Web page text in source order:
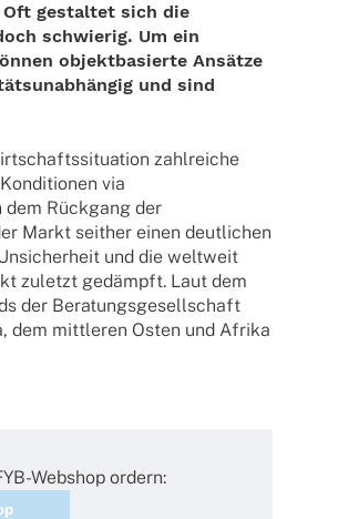
Oft gestal­tet sich die
schwie­rig. Um ein
objekt­ba­sierte Ansätze
und sind
zahl­rei­che
via
dem Rück­gang der
Markt seit­her einen deut­li­chen
und die welt­weit
zuletzt gedämpft. Laut dem
der Bera­tungs­ge­sell­schaft
dem mitt­le­ren Osten und Afrika
Webshop ordern: